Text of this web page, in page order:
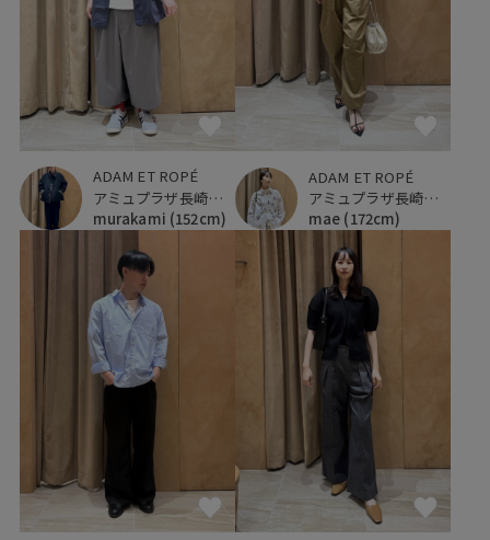
ADAM ET ROPÉ
アミュプラザ長崎新館
murakami (152cm)
ADAM ET ROPÉ
アミュプラザ長崎新館
mae (172cm)